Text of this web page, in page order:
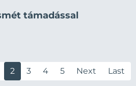
támadással
2 3 4 5 Next Last